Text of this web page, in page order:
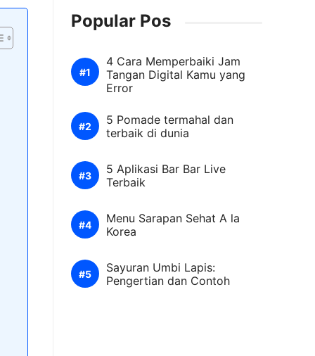
Popular Pos
4 Cara Memperbaiki Jam
Tangan Digital Kamu yang
Error
5 Pomade termahal dan
terbaik di dunia
5 Aplikasi Bar Bar Live
Terbaik
Menu Sarapan Sehat A la
Korea
Sayuran Umbi Lapis:
Pengertian dan Contoh